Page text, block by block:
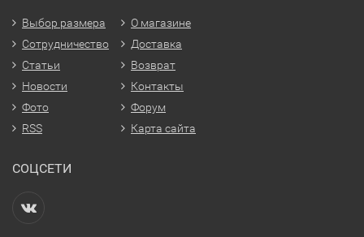
Выбор размера
Сотрудничество
Статьи
Новости
Фото
RSS
О магазине
Доставка
Возврат
Контакты
Форум
Карта сайта
СОЦСЕТИ